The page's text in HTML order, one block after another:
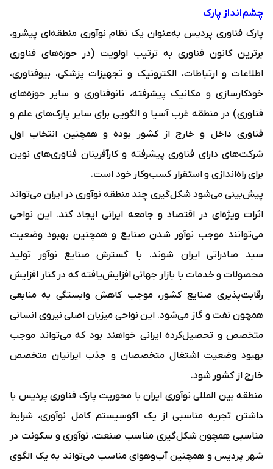
چشم‌انداز پارک
پارک فناوری پردیس به‌عنوان یک نظام نوآوری منطقه‌ای پیشرو،
برترین کانون فناوری به ترتیب اولویت (در حوزه‌های فناوری
اطلاعات و ارتباطات، الکترونیک و تجهیزات پزشکی، بیوفناوری،
خودکارسازی و مکانیک پیشرفته، نانوفناوری و سایر حوزه‌های
فناوری) در منطقه غرب آسیا و الگویی برای سایر پارک‌های علم و
فناوری داخل و خارج از کشور بوده و همچنین انتخاب اول
شرکت‌های دارای فناوری پیشرفته و کارآفرینان فناوری‌های نوین
برای راه‌اندازی و استقرار کسب‌وکار خود است.
پیش‌بینی می‌شود شکل‌گیری چند منطقه نوآوری در ایران می‌تواند
اثرات ویژه‌ای در اقتصاد و جامعه ایرانی ایجاد کند. این نواحی
می‌توانند موجب نوآور شدن صنایع و همچنین بهبود وضعیت
سبد صادراتی ایران شوند. با گسترش صنایع نوآور تولید
محصولات و خدمات با بازار جهانی افزایش‌یافته که در کنار افزایش
رقابت‌پذیری صنایع کشور، موجب کاهش وابستگی به منابعی
همچون نفت و گاز می‌شود. این نواحی میزبان اصلی نیروی انسانی
متخصص و تحصیل‌کرده ایرانی خواهند بود که می‌تواند موجب
بهبود وضعیت اشتغال متخصصان و جذب ایرانیان متخصص
خارج از کشور شود.
منطقه بین المللی نوآوری ایران با محوریت پارک فناوری پردیس با
داشتن تجربه مناسبی از یک اکوسیستم کامل نوآوری، شرایط
مناسبی همچون شکل‌گیری مناسب صنعت، نوآوری و سکونت در
شهر پردیس و همچنین آب‌وهوای مناسب می‌تواند به یک الگوی